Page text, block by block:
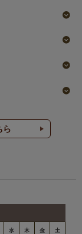
ら
水 木 金 土